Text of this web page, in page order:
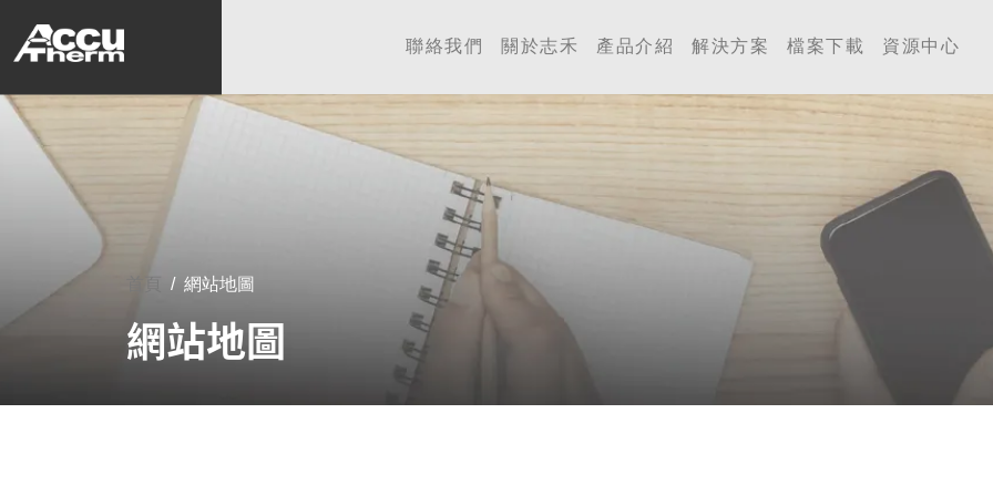
志禾工業股份有限公司 - 志禾工業 |
聯絡我們 關於志禾 產品介紹 解決方案 檔案下載 資源中心
網站地圖
網站地圖